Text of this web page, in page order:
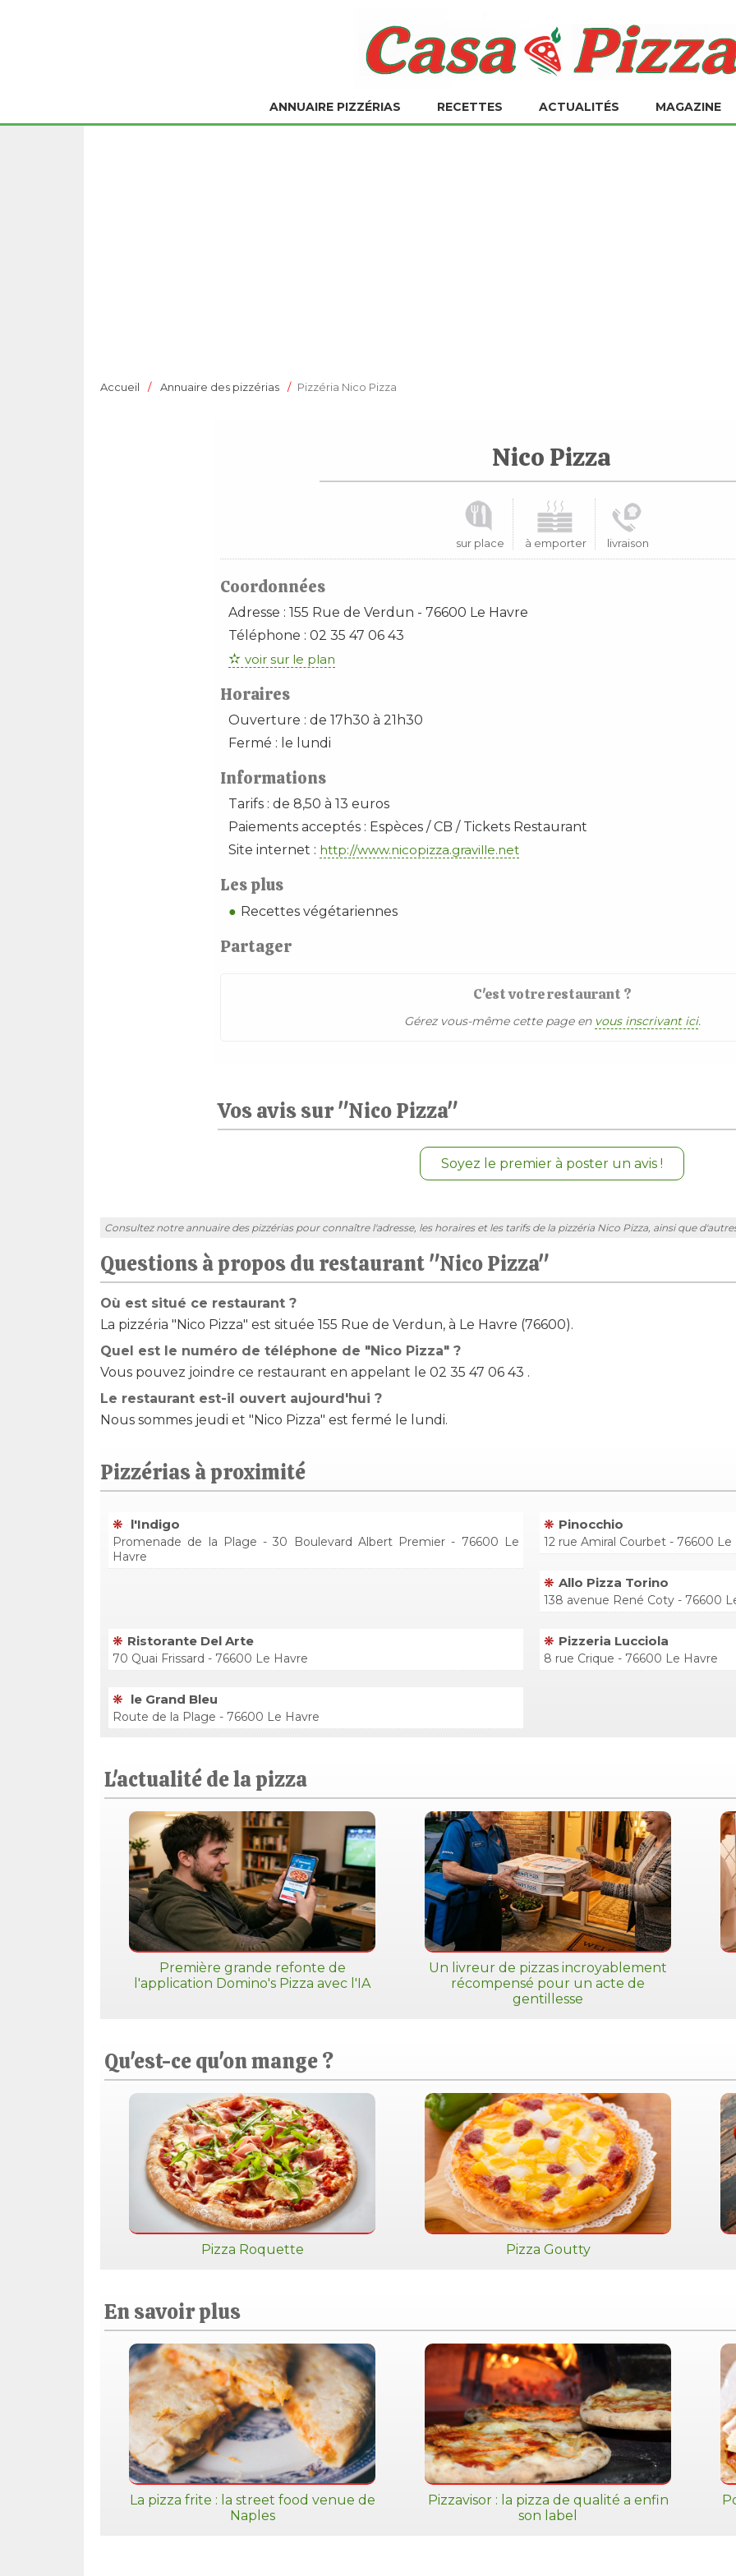
ANNUAIRE PIZZÉRIAS RECETTES ACTUALITÉS MAGAZINE
Accueil Annuaire des pizzérias Pizzéria Nico Pizza
Nico Pizza
sur place à emporter livraison
Coordonnées
Adresse : 155 Rue de Verdun - 76600 Le Havre
Téléphone : 02 35 47 06 43
voir sur le plan
Horaires
Ouverture : de 17h30 à 21h30
Fermé : le lundi
Informations
Tarifs : de 8,50 à 13 euros
Paiements acceptés : Espèces / CB / Tickets Restaurant
Site internet : http://www.nicopizza.graville.net
Les plus
Recettes végétariennes
Partager
C'est votre restaurant ?
Gérez vous-même cette page en vous inscrivant ici.
Vos avis sur "Nico Pizza"
Soyez le premier à poster un avis !
Consultez notre annuaire des pizzérias pour connaître l'adresse, les horaires et les tarifs de la pizzéria Nico Pizza, ainsi que
Questions à propos du restaurant "Nico Pizza"
Où est situé ce restaurant ?
La pizzéria "Nico Pizza" est située 155 Rue de Verdun, à Le Havre (76600).
Quel est le numéro de téléphone de "Nico Pizza" ?
Vous pouvez joindre ce restaurant en appelant le 02 35 47 06 43 .
Le restaurant est-il ouvert aujourd'hui ?
Nous sommes jeudi et "Nico Pizza" est fermé le lundi.
Pizzérias à proximité
l'Indigo
Promenade de la Plage - 30 Boulevard Albert Premier - 76600 Le
Havre
Pinocchio
12 rue Amiral Courbet - 76600 Le
Allo Pizza Torino
138 avenue René Coty - 76600
Ristorante Del Arte
70 Quai Frissard - 76600 Le Havre
Pizzeria Lucciola
8 rue Crique - 76600 Le Havre
le Grand Bleu
Route de la Plage - 76600 Le Havre
L'actualité de la pizza
Première grande refonte de
l'application Domino's Pizza avec l'IA
Un livreur de pizzas incroyablement
récompensé pour un acte de
gentillesse
Qu'est-ce qu'on mange ?
Pizza Roquette Pizza Goutty
En savoir plus
La pizza frite : la street food venue de
Naples
Pizzavisor : la pizza de qualité a enfin
son label